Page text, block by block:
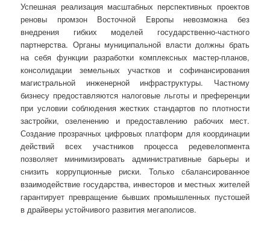
Успешная реализация масштабных перспективных проектов
реновы промзон Восточной Европы невозможна без
внедрения гибких моделей государственно-частного
партнерства. Органы муниципальной власти должны брать
на себя функции разработки комплексных мастер-планов,
консолидации земельных участков и софинансирования
магистральной инженерной инфраструктуры. Частному
бизнесу предоставляются налоговые льготы и преференции
при условии соблюдения жестких стандартов по плотности
застройки, озеленению и предоставлению рабочих мест.
Создание прозрачных цифровых платформ для координации
действий всех участников процесса редевелопмента
позволяет минимизировать административные барьеры и
снизить коррупционные риски. Только сбалансированное
взаимодействие государства, инвесторов и местных жителей
гарантирует превращение бывших промышленных пустошей
в драйверы устойчивого развития мегаполисов.